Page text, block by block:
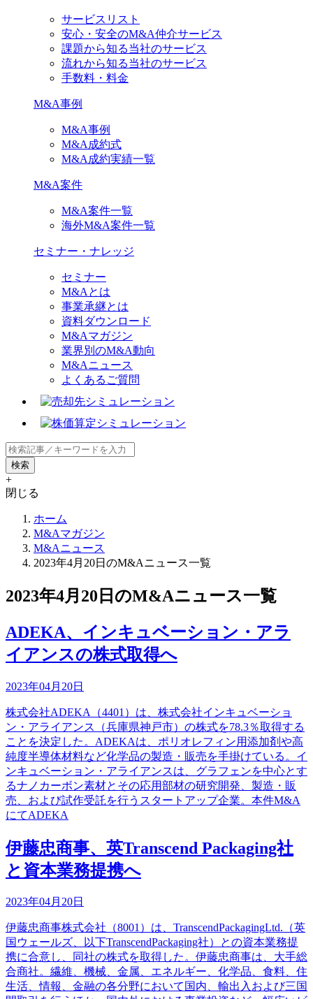
サービスリスト
安心・安全のM&A仲介サービス
課題から知る当社のサービス
流れから知る当社のサービス
手数料・料金
M&A事例
M&A事例
M&A成約式
M&A成約実績一覧
M&A案件
M&A案件一覧
海外M&A案件一覧
セミナー・ナレッジ
セミナー
M&Aとは
事業承継とは
資料ダウンロード
M&Aマガジン
業界別のM&A動向
M&Aニュース
よくあるご質問
+
閉じる
ホーム
M&Aマガジン
M&Aニュース
2023年4月20日のM&Aニュース一覧
2023年4月20日のM&Aニュース一覧
ADEKA、インキュベーション・アラ
イアンスの株式取得へ
2023年04月20日
株式会社ADEKA（4401）は、株式会社インキュベーショ
ン・アライアンス（兵庫県神戸市）の株式を78.3％取得する
ことを決定した。ADEKAは、ポリオレフィン用添加剤や高
純度半導体材料など化学品の製造・販売を手掛けている。イ
ンキュベーション・アライアンスは、グラフェンを中心とす
るナノカーボン素材とその応用部材の研究開発、製造・販
売、および試作受託を行うスタートアップ企業。本件M&A
にてADEKA
伊藤忠商事、英Transcend Packaging社
と資本業務提携へ
2023年04月20日
伊藤忠商事株式会社（8001）は、TranscendPackagingLtd.（英
国ウェールズ、以下TranscendPackaging社）との資本業務提
携に合意し、同社の株式を取得した。伊藤忠商事は、大手総
合商社。繊維、機械、金属、エネルギー、化学品、食料、住
生活、情報、金融の各分野において国内、輸出入および三国